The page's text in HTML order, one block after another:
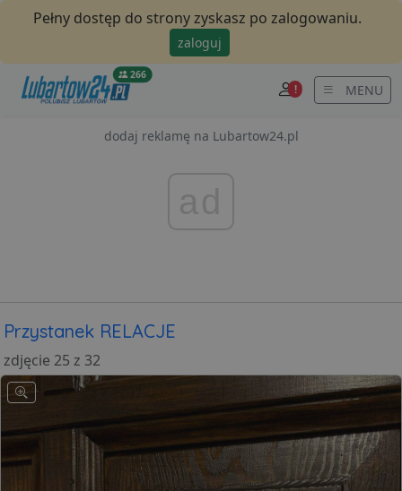
Pełny dostęp do strony zyskasz po zalogowaniu.
zaloguj
266
! MENU
dodaj reklamę na Lubartow24.pl
Przystanek RELACJE
zdjęcie 25 z 32